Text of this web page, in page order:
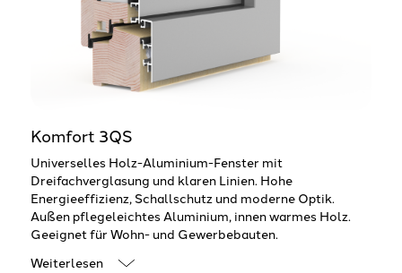
Komfort 3QS
Universelles Holz-Aluminium-Fenster mit
Dreifachverglasung und klaren Linien. Hohe
Energieeffizienz, Schallschutz und moderne Optik.
Außen pflegeleichtes Aluminium, innen warmes Holz.
Geeignet für Wohn- und Gewerbebauten.
Weiterlesen